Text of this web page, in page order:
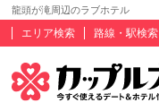
龍頭が滝周辺のラブホテル
エリア検索 路線・駅検索